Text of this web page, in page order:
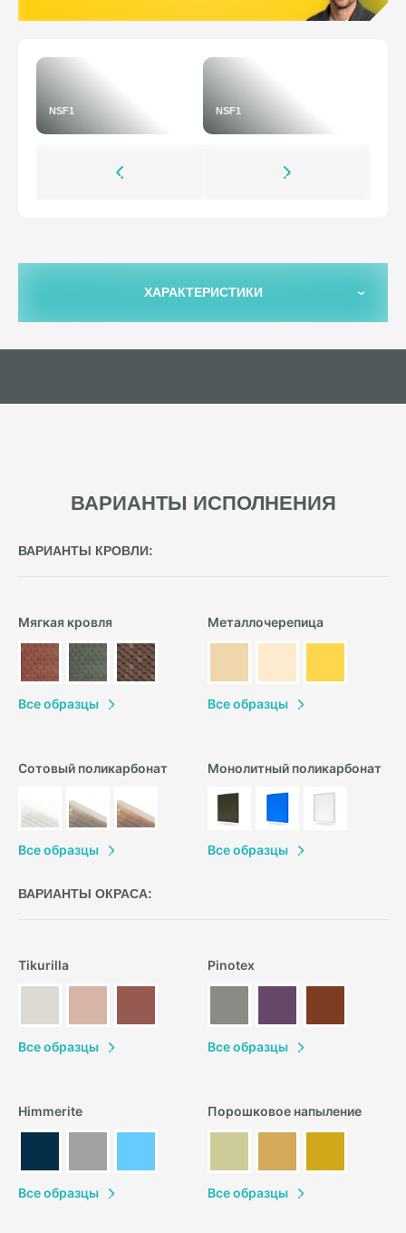
NSF1 NSF1
ХАРАКТЕРИСТИКИ
ВАРИАНТЫ ИСПОЛНЕНИЯ
ВАРИАНТЫ КРОВЛИ:
Мягкая кровля
Все образцы
Металлочерепица
Все образцы
Сотовый поликарбонат
Все образцы
Монолитный поликарбонат
Все образцы
ВАРИАНТЫ ОКРАСА:
Tikurilla
Все образцы
Pinotex
Все образцы
Himmerite
Все образцы
Порошковое напыление
Все образцы